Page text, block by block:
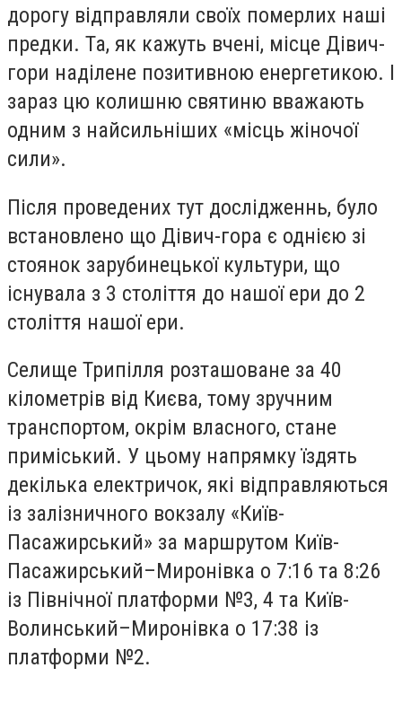
дорогу відправляли своїх померлих наші
предки. Та, як кажуть вчені, місце Дівич-
гори наділене позитивною енергетикою. І
зараз цю колишню святиню вважають
одним з найсильніших «місць жіночої
сили».
Після проведених тут дослідженнь, було
встановлено що Дівич-гора є однією зі
стоянок зарубинецької культури, що
існувала з 3 століття до нашої ери до 2
століття нашої ери.
Селище Трипілля розташоване за 40
кілометрів від Києва, тому зручним
транспортом, окрім власного, стане
приміський. У цьому напрямку їздять
декілька електричок, які відправляються
із залізничного вокзалу «Київ-
Пасажирський» за маршрутом Київ-
Пасажирський–Миронівка о 7:16 та 8:26
із Північної платформи №3, 4 та Київ-
Волинський–Миронівка о 17:38 із
платформи №2.